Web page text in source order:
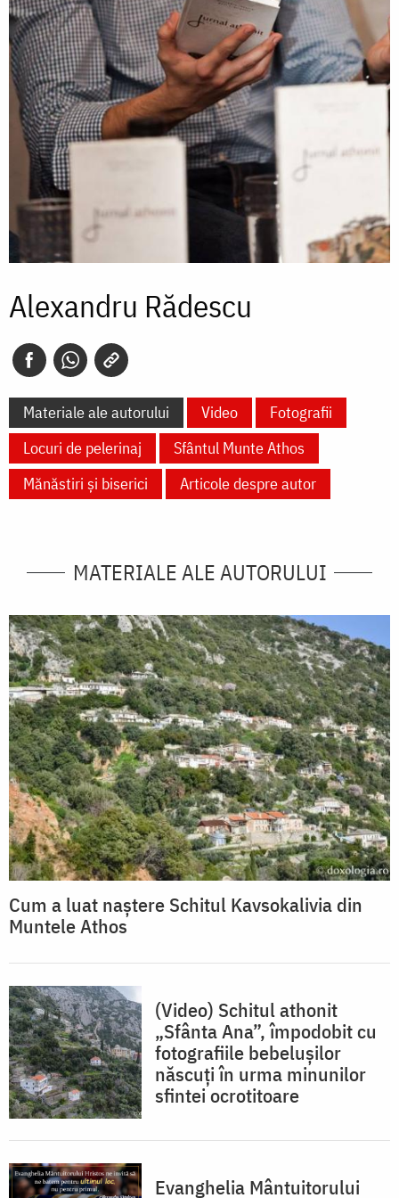
Alexandru Rădescu
Materiale ale autorului Video
Fotografii
Locuri de pelerinaj
Sfântul Munte Athos
Mănăstiri și biserici
Articole despre autor
MATERIALE ALE AUTORULUI
Cum a luat naștere Schitul Kavsokalivia din
Muntele Athos
(Video) Schitul athonit
„Sfânta Ana”, împodobit cu
fotografiile bebelușilor
născuți în urma minunilor
sfintei ocrotitoare
Evanghelia Mântuitorului